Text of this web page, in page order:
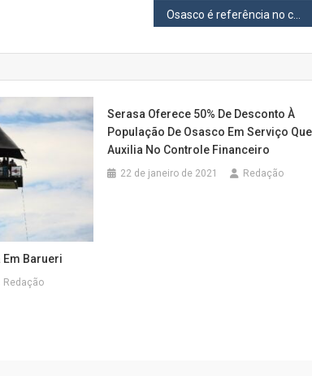
Em Barueri
Redação
Serasa Oferece 50% De Desconto À
População De Osasco Em Serviço Que
Auxilia No Controle Financeiro
22 de janeiro de 2021 Redação